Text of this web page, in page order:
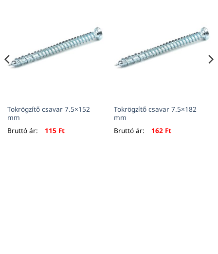
Tokrögzítő csavar 7.5×152
mm
Bruttó ár:
115 Ft
Tokrögzítő csavar 7.5×182
mm
Bruttó ár:
162 Ft